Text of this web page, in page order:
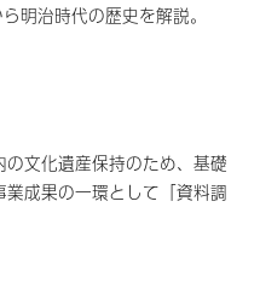
明治時代の歴史を解説。
文化遺産保持のため、基礎
成果の一環として「資料調